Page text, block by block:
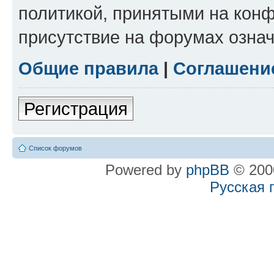
политикой, принятыми на
присутствие на форумах
Общие правила|
Регистрация
Список форумов
Powered by phpBB ©
Русская